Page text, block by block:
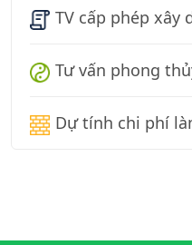
TV cấp phép xây
Tư vấn phong
Dự tính chi phí